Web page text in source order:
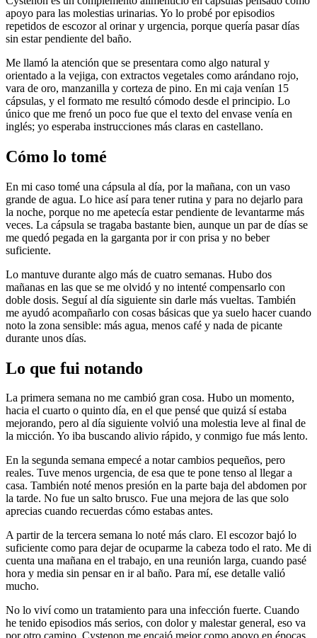
apoyo para las molestias urinarias. Yo lo probé por episodios
repetidos de escozor al orinar y urgencia, porque quería pasar días
sin estar pendiente del baño.
Me llamó la atención que se presentara como algo natural y
orientado a la vejiga, con extractos vegetales como arándano rojo,
vara de oro, manzanilla y corteza de pino. En mi caja venían 15
cápsulas, y el formato me resultó cómodo desde el principio. Lo
único que me frenó un poco fue que el texto del envase venía en
inglés; yo esperaba instrucciones más claras en castellano.
Cómo lo tomé
En mi caso tomé una cápsula al día, por la mañana, con un vaso
grande de agua. Lo hice así para tener rutina y para no dejarlo para
la noche, porque no me apetecía estar pendiente de levantarme más
veces. La cápsula se tragaba bastante bien, aunque un par de días se
me quedó pegada en la garganta por ir con prisa y no beber
suficiente.
Lo mantuve durante algo más de cuatro semanas. Hubo dos
mañanas en las que se me olvidó y no intenté compensarlo con
doble dosis. Seguí al día siguiente sin darle más vueltas. También
me ayudó acompañarlo con cosas básicas que ya suelo hacer cuando
noto la zona sensible: más agua, menos café y nada de picante
durante unos días.
Lo que fui notando
La primera semana no me cambió gran cosa. Hubo un momento,
hacia el cuarto o quinto día, en el que pensé que quizá sí estaba
mejorando, pero al día siguiente volvió una molestia leve al final de
la micción. Yo iba buscando alivio rápido, y conmigo fue más lento.
En la segunda semana empecé a notar cambios pequeños, pero
reales. Tuve menos urgencia, de esa que te pone tenso al llegar a
casa. También noté menos presión en la parte baja del abdomen por
la tarde. No fue un salto brusco. Fue una mejora de las que solo
aprecias cuando recuerdas cómo estabas antes.
A partir de la tercera semana lo noté más claro. El escozor bajó lo
suficiente como para dejar de ocuparme la cabeza todo el rato. Me di
cuenta una mañana en el trabajo, en una reunión larga, cuando pasé
hora y media sin pensar en ir al baño. Para mí, ese detalle valió
mucho.
No lo viví como un tratamiento para una infección fuerte. Cuando
he tenido episodios más serios, con dolor y malestar general, eso va